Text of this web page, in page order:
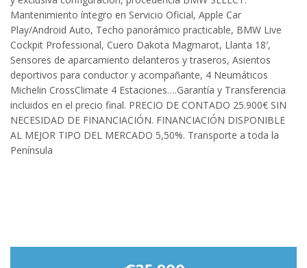
Mantenimiento íntegro en Servicio Oficial, Apple Car
Play/Android Auto, Techo panorámico practicable, BMW Live
Cockpit Professional, Cuero Dakota Magmarot, Llanta 18′,
Sensores de aparcamiento delanteros y traseros, Asientos
deportivos para conductor y acompañante, 4 Neumáticos
Michelin CrossClimate 4 Estaciones….Garantía y Transferencia
incluidos en el precio final. PRECIO DE CONTADO 25.900€ SIN
NECESIDAD DE FINANCIACIÓN. FINANCIACIÓN DISPONIBLE
AL MEJOR TIPO DEL MERCADO 5,50%. Transporte a toda la
Península